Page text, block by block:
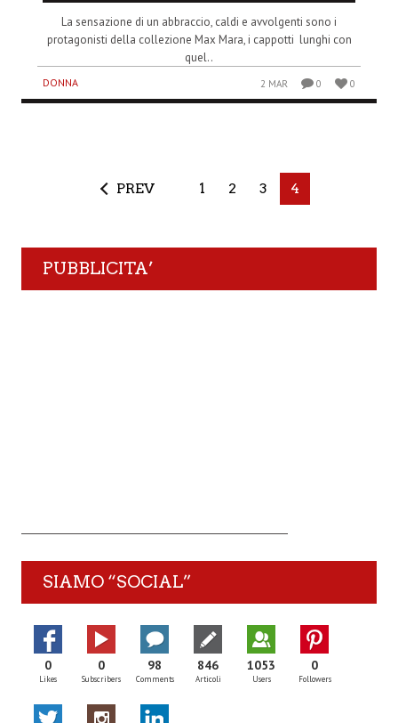
La sensazione di un abbraccio, caldi e avvolgenti sono i
protagonisti della collezione Max Mara, i cappotti lunghi con
quel..
DONNA 2 MAR 0 0
PREV 1 2 3 4
PUBBLICITA’
SIAMO “SOCIAL”
0
Likes
0
Subscribers
98
Comments
846
Articoli
1053
Users
0
Followers